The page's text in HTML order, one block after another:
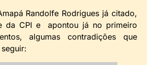
Randolfe Rodrigues já citado,
da CPI e apontou já no primeiro
algumas contradições que